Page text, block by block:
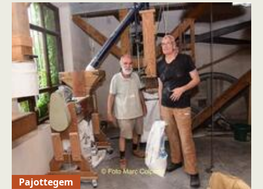
Pajottegem